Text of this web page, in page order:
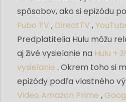
spôsobov, ako si epizódu
Fubo TV , DirectTV ,
Predplatitelia Hulu môžu
aj živé vysielanie na Hulu +
vysielanie . Okrem toho si
epizódy podľa vlastného
Video Amazon Prime ,